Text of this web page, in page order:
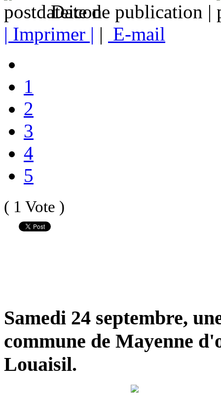
Date de publication |
| Imprimer | | E-mail
1
2
3
4
5
( 1 Vote )
Samedi 24 septembre,
commune de Mayenne
Louaisil.